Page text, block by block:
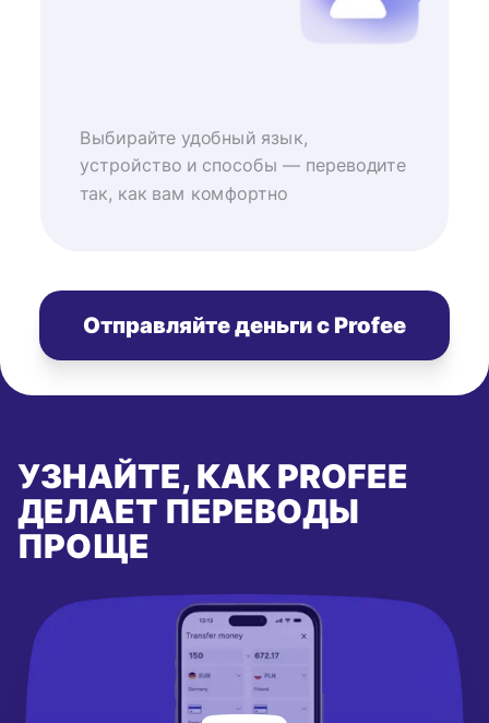
Выбирайте удобный язык,
устройство и способы — переводите
так, как вам комфортно
Отправляйте деньги с Profee
УЗНАЙТЕ, КАК PROFEE
ДЕЛАЕТ ПЕРЕВОДЫ
ПРОЩЕ